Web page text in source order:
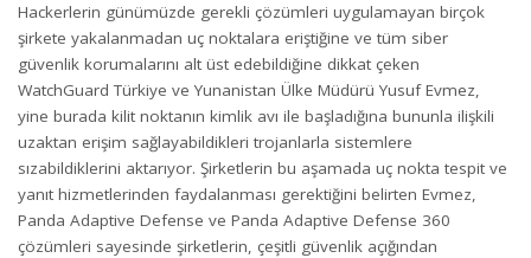
Hackerlerin günümüzde gerekli çözümleri uygulamayan birçok
şirkete yakalanmadan uç noktalara eriştiğine ve tüm siber
güvenlik korumalarını alt üst edebildiğine dikkat çeken
WatchGuard Türkiye ve Yunanistan Ülke Müdürü Yusuf Evmez,
yine burada kilit noktanın kimlik avı ile başladığına bununla ilişkili
uzaktan erişim sağlayabildikleri trojanlarla sistemlere
sızabildiklerini aktarıyor. Şirketlerin bu aşamada uç nokta tespit ve
yanıt hizmetlerinden faydalanması gerektiğini belirten Evmez,
Panda Adaptive Defense ve Panda Adaptive Defense 360
çözümleri sayesinde şirketlerin, çeşitli güvenlik açığından